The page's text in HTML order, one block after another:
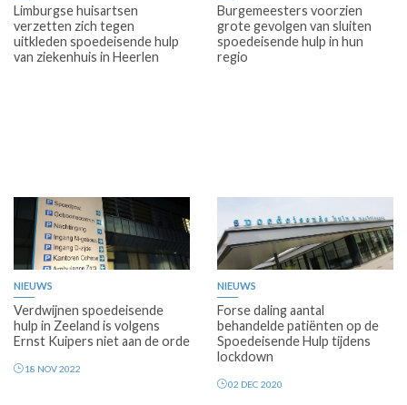
Limburgse huisartsen
verzetten zich tegen
uitkleden spoedeisende hulp
van ziekenhuis in Heerlen
Burgemeesters voorzien
grote gevolgen van sluiten
spoedeisende hulp in hun
regio
NIEUWS
Verdwijnen spoedeisende
hulp in Zeeland is volgens
Ernst Kuipers niet aan de orde
18 NOV 2022
NIEUWS
Forse daling aantal
behandelde patiënten op de
Spoedeisende Hulp tijdens
lockdown
02 DEC 2020